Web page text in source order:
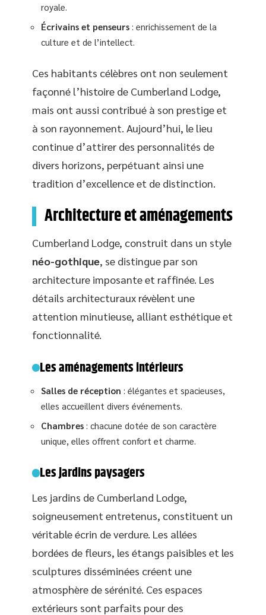
royale.
Écrivains et penseurs : enrichissement de la
culture et de l’intellect.
Ces habitants célèbres ont non seulement
façonné l’histoire de Cumberland Lodge,
mais ont aussi contribué à son prestige et
à son rayonnement. Aujourd’hui, le lieu
continue d’attirer des personnalités de
divers horizons, perpétuant ainsi une
tradition d’excellence et de distinction.
Architecture et aménagements
Cumberland Lodge, construit dans un style
néo-gothique, se distingue par son
architecture imposante et raffinée. Les
détails architecturaux révèlent une
attention minutieuse, alliant esthétique et
fonctionnalité.
Les aménagements intérieurs
Salles de réception : élégantes et spacieuses,
elles accueillent divers événements.
Chambres : chacune dotée de son caractère
unique, elles offrent confort et charme.
Les jardins paysagers
Les jardins de Cumberland Lodge,
soigneusement entretenus, constituent un
véritable écrin de verdure. Les allées
bordées de fleurs, les étangs paisibles et les
sculptures disséminées créent une
atmosphère de sérénité. Ces espaces
extérieurs sont parfaits pour des